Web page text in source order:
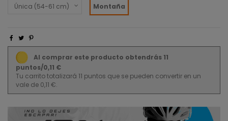
Montaña
Al comprar este producto obtendrás 11
puntos/0,11 €
Tu carrito totalizará 11 puntos que se pueden convertir en un
vale de 0,11 €.